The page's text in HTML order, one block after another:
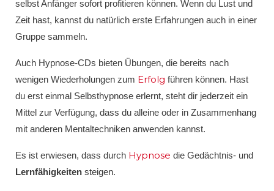
selbst Anfänger sofort profitieren können. Wenn du Lust und
Zeit hast, kannst du natürlich erste Erfahrungen auch in einer
Gruppe sammeln.
Auch Hypnose-CDs bieten Übungen, die bereits nach
wenigen Wiederholungen zum Erfolg führen können. Hast
du erst einmal Selbsthypnose erlernt, steht dir jederzeit ein
Mittel zur Verfügung, dass du alleine oder in Zusammenhang
mit anderen Mentaltechniken anwenden kannst.
Es ist erwiesen, dass durch Hypnose die Gedächtnis- und
Lernfähigkeiten steigen.